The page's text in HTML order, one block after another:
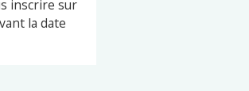
inscrire sur
la date